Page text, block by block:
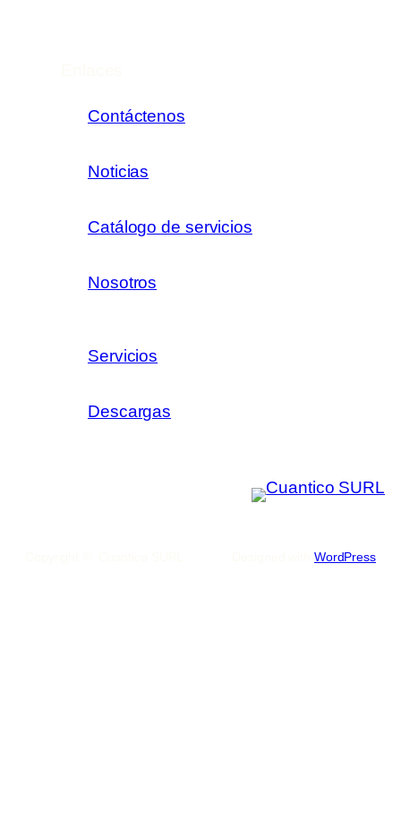
Contáctenos
Noticias
Catálogo de servicios
Nosotros
Servicios
Descargas
WordPress